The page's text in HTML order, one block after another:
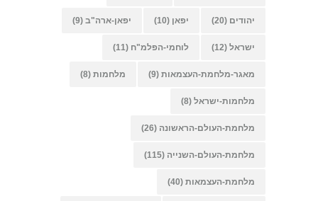
יהודים (20) יפאן (10) יפאן-ארה"ב (9)
ישראל (12) לוחמי-הפלמ"ח (11)
מאגר-מלחמת-העצמאות (9) מלחמות (8)
מלחמות-ישראל (8)
מלחמת-העולם-הראשונה (26)
מלחמת-העולם-השנייה (115)
מלחמת-העצמאות (40)